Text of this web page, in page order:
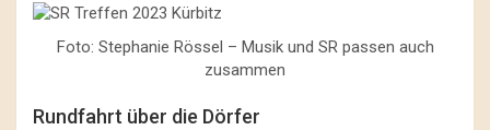
Foto: Stephanie Rössel – Musik und SR passen auch
zusammen
Rundfahrt über die Dörfer